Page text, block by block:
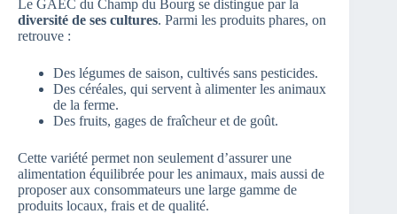
Le GAEC du Champ du Bourg se distingue par la
diversité de ses cultures. Parmi les produits phares, on
retrouve :
Des légumes de saison, cultivés sans pesticides.
Des céréales, qui servent à alimenter les animaux
de la ferme.
Des fruits, gages de fraîcheur et de goût.
Cette variété permet non seulement d’assurer une
alimentation équilibrée pour les animaux, mais aussi de
proposer aux consommateurs une large gamme de
produits locaux, frais et de qualité.